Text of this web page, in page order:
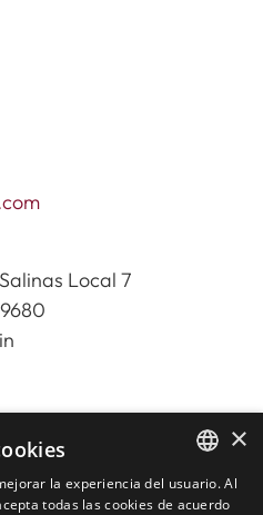
Local 7
a 14:00pm
ENGLISH
×
la experiencia del usuario. Al
todas las cookies de acuerdo